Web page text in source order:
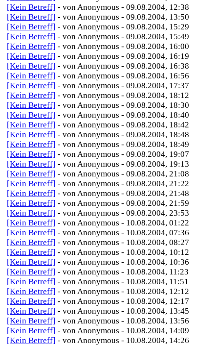
[Kein Betreff] - von Anonymous - 09.08.2004, 12:38
[Kein Betreff] - von Anonymous - 09.08.2004, 13:50
[Kein Betreff] - von Anonymous - 09.08.2004, 15:29
[Kein Betreff] - von Anonymous - 09.08.2004, 15:49
[Kein Betreff] - von Anonymous - 09.08.2004, 16:00
[Kein Betreff] - von Anonymous - 09.08.2004, 16:19
[Kein Betreff] - von Anonymous - 09.08.2004, 16:38
[Kein Betreff] - von Anonymous - 09.08.2004, 16:56
[Kein Betreff] - von Anonymous - 09.08.2004, 17:37
[Kein Betreff] - von Anonymous - 09.08.2004, 18:12
[Kein Betreff] - von Anonymous - 09.08.2004, 18:30
[Kein Betreff] - von Anonymous - 09.08.2004, 18:40
[Kein Betreff] - von Anonymous - 09.08.2004, 18:42
[Kein Betreff] - von Anonymous - 09.08.2004, 18:48
[Kein Betreff] - von Anonymous - 09.08.2004, 18:49
[Kein Betreff] - von Anonymous - 09.08.2004, 19:07
[Kein Betreff] - von Anonymous - 09.08.2004, 19:13
[Kein Betreff] - von Anonymous - 09.08.2004, 21:08
[Kein Betreff] - von Anonymous - 09.08.2004, 21:22
[Kein Betreff] - von Anonymous - 09.08.2004, 21:48
[Kein Betreff] - von Anonymous - 09.08.2004, 21:59
[Kein Betreff] - von Anonymous - 09.08.2004, 23:53
[Kein Betreff] - von Anonymous - 10.08.2004, 01:22
[Kein Betreff] - von Anonymous - 10.08.2004, 07:36
[Kein Betreff] - von Anonymous - 10.08.2004, 08:27
[Kein Betreff] - von Anonymous - 10.08.2004, 10:12
[Kein Betreff] - von Anonymous - 10.08.2004, 10:36
[Kein Betreff] - von Anonymous - 10.08.2004, 11:23
[Kein Betreff] - von Anonymous - 10.08.2004, 11:51
[Kein Betreff] - von Anonymous - 10.08.2004, 12:12
[Kein Betreff] - von Anonymous - 10.08.2004, 12:17
[Kein Betreff] - von Anonymous - 10.08.2004, 13:45
[Kein Betreff] - von Anonymous - 10.08.2004, 13:56
[Kein Betreff] - von Anonymous - 10.08.2004, 14:09
[Kein Betreff] - von Anonymous - 10.08.2004, 14:26